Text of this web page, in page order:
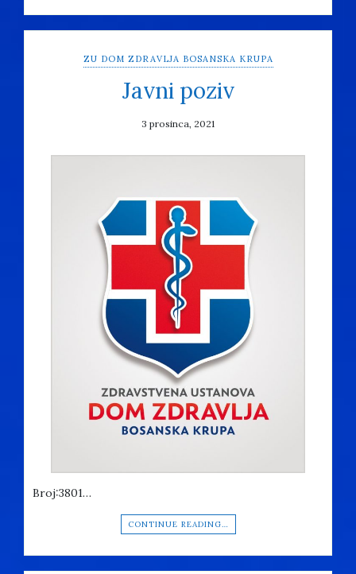
ZU DOM ZDRAVLJA BOSANSKA KRUPA
Javni poziv
3 prosinca, 2021
Broj:3801…
CONTINUE READING…